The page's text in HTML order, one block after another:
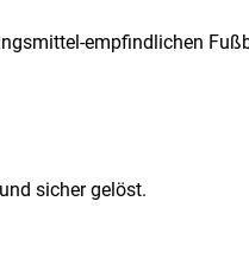
empfindlichen
sicher gelöst.